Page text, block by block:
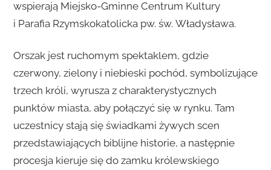
wspierają Miejsko-Gminne Centrum Kultury
i Parafia Rzymskokatolicka pw. św. Władysława.
Orszak jest ruchomym spektaklem, gdzie
czerwony, zielony i niebieski pochód, symbolizujące
trzech króli, wyrusza z charakterystycznych
punktów miasta, aby połączyć się w rynku. Tam
uczestnicy stają się świadkami żywych scen
przedstawiających biblijne historie, a następnie
procesja kieruje się do zamku królewskiego